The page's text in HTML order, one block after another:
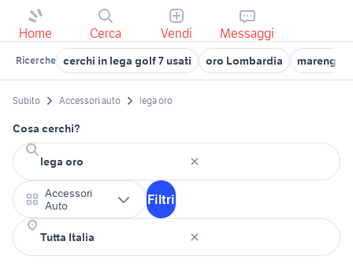
Home Cerca Vendi Messaggi
Ricerche cerchi in lega golf 7 usati oro Lombardia marengo
Subito Accessori auto lega oro
Cosa cerchi?
Accessori
Auto
Filtri